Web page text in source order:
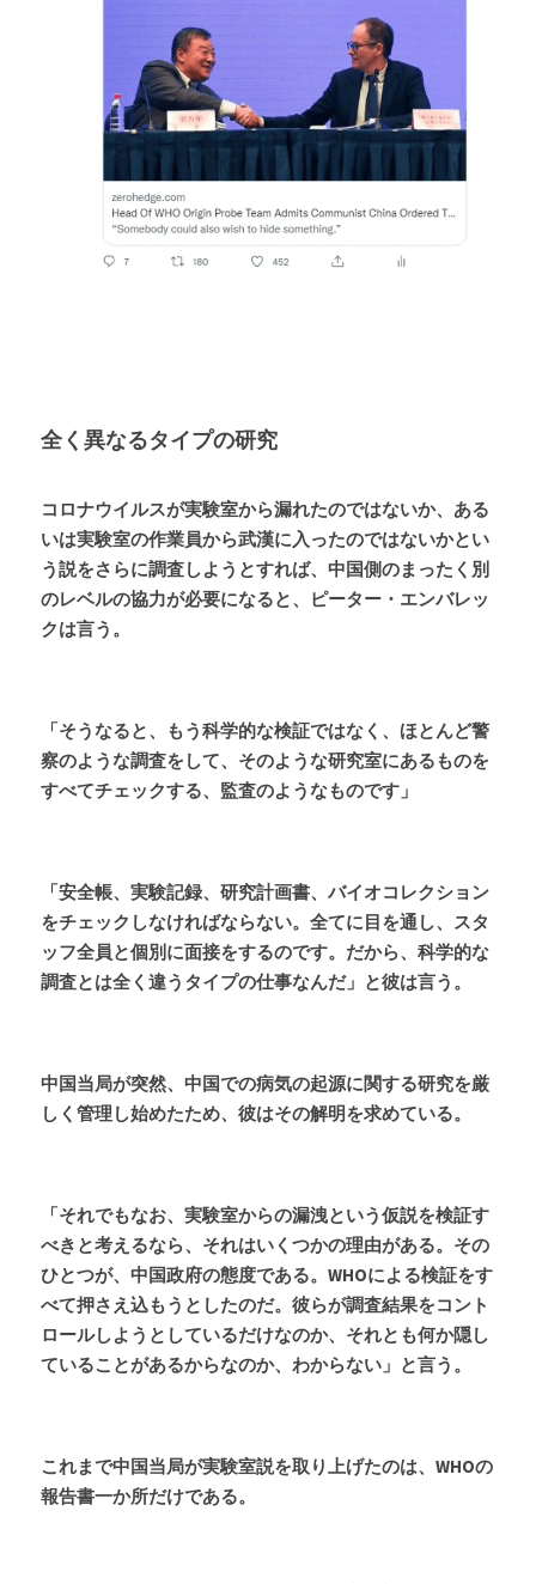
全く異なるタイプの研究
コロナウイルスが実験室から漏れたのではないか、ある
いは実験室の作業員から武漢に入ったのではないかとい
う説をさらに調査しようとすれば、中国側のまったく別
のレベルの協力が必要になると、ピーター・エンバレッ
クは言う。
「そうなると、もう科学的な検証ではなく、ほとんど警
察のような調査をして、そのような研究室にあるものを
すべてチェックする、監査のようなものです」
「安全帳、実験記録、研究計画書、バイオコレクション
をチェックしなければならない。全てに目を通し、スタ
ッフ全員と個別に面接をするのです。だから、科学的な
調査とは全く違うタイプの仕事なんだ」と彼は言う。
中国当局が突然、中国での病気の起源に関する研究を厳
しく管理し始めたため、彼はその解明を求めている。
「それでもなお、実験室からの漏洩という仮説を検証す
べきと考えるなら、それはいくつかの理由がある。その
ひとつが、中国政府の態度である。WHOによる検証をす
べて押さえ込もうとしたのだ。彼らが調査結果をコント
ロールしようとしているだけなのか、それとも何か隠し
ていることがあるからなのか、わからない」と言う。
これまで中国当局が実験室説を取り上げたのは、WHOの
報告書一か所だけである。